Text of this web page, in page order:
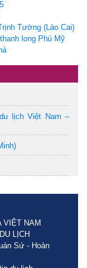
Tường (Lào Cai)
long Phú Mỹ
lịch Việt Nam –
VIỆT NAM
LỊCH
Sứ - Hoàn